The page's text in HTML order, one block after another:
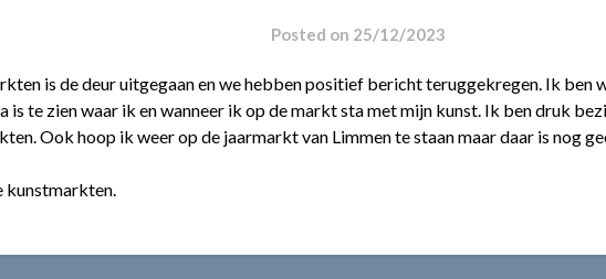
Posted on 25/12/2023
is de deur uitgegaan en we hebben positief bericht teruggekregen. Ik ben
is te zien waar ik en wanneer ik op de markt sta met mijn kunst. Ik ben druk
Ook hoop ik weer op de jaarmarkt van Limmen te staan maar daar is nog
kunstmarkten.